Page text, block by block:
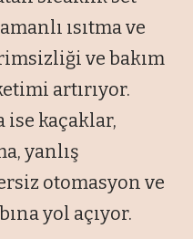
ısıtma ve
ve bakım
artırıyor.
ise kaçaklar,
yanlış
otomasyon ve
yol açıyor.